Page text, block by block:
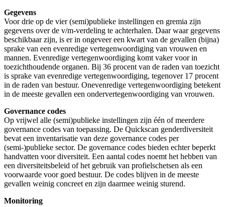
Gegevens
Voor drie op de vier (semi)publieke instellingen en gremia zijn
gegevens over de v/m-verdeling te achterhalen. Daar waar gegevens
beschikbaar zijn, is er in ongeveer een kwart van de gevallen (bijna)
sprake van een evenredige vertegenwoordiging van vrouwen en
mannen. Evenredige vertegenwoordiging komt vaker voor in
toezichthoudende organen. Bij 36 procent van de raden van toezicht
is sprake van evenredige vertegenwoordiging, tegenover 17 procent
in de raden van bestuur. Onevenredige vertegenwoordiging betekent
in de meeste gevallen een ondervertegenwoordiging van vrouwen.
Governance codes
Op vrijwel alle (semi)publieke instellingen zijn één of meerdere
governance codes van toepassing. De Quickscan genderdiversiteit
bevat een inventarisatie van deze governance codes per
(semi-)publieke sector. De governance codes bieden echter beperkt
handvatten voor diversiteit. Een aantal codes noemt het hebben van
een diversiteitsbeleid of het gebruik van profielschetsen als een
voorwaarde voor goed bestuur. De codes blijven in de meeste
gevallen weinig concreet en zijn daarmee weinig sturend.
Monitoring